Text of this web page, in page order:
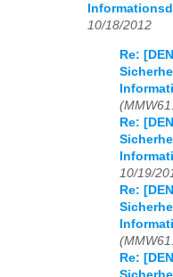
10/18/2012
Re:
Re:
10/19/
Re:
Re: